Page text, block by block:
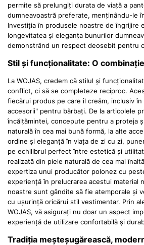
permite să prelungiți durata de viață a
dumneavoastră preferate, menținându-le
Investiția în produsele noastre de îngrijire
longevitatea și eleganța bunurilor
demonstrând un respect deosebit pentru
Stil și funcționalitate: O
La WOJAS, credem că stilul și
conflict, ci să se completeze reciproc.
fiecărui produs pe care îl creăm, inclusiv în
accesorii" pentru bărbați. De la articolele
încălțămintei, concepute pentru a proteja
naturală în cea mai bună formă, la alte
ordine și eleganță în viața de zi cu zi,
pe echilibrul perfect între estetică și
realizată din piele naturală de cea mai
expertiza unui producător polonez cu
experiență în prelucrarea acestui material
noastre sunt gândite să fie atemporale și
cu ușurință oricărui stil vestimentar. Prin
WOJAS, vă asigurați nu doar un aspect
experiență de utilizare confortabilă și
Tradiția meșteșugărească,